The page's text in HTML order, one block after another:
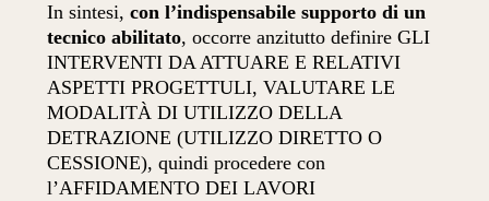
In sintesi,con l’indispensabile supporto di un
tecnico abilitato, occorre anzitutto definire GLI
INTERVENTI DA ATTUARE E RELATIVI
ASPETTI PROGETTULI, VALUTARE LE
MODALITÀ DI UTILIZZO DELLA
DETRAZIONE (UTILIZZO DIRETTO O
CESSIONE), quindi procedere con
l’AFFIDAMENTO DEI LAVORI